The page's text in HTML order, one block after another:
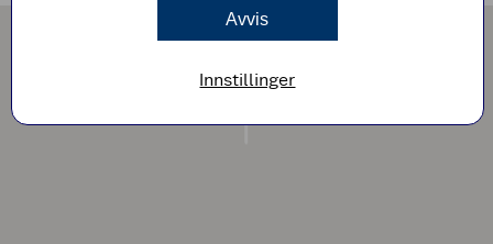
Avvis
Innstillinger